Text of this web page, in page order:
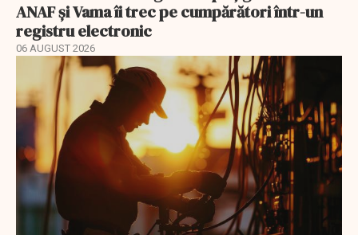
ANAF și Vama îi trec pe cumpărători într-un
registru electronic
06 AUGUST 2026